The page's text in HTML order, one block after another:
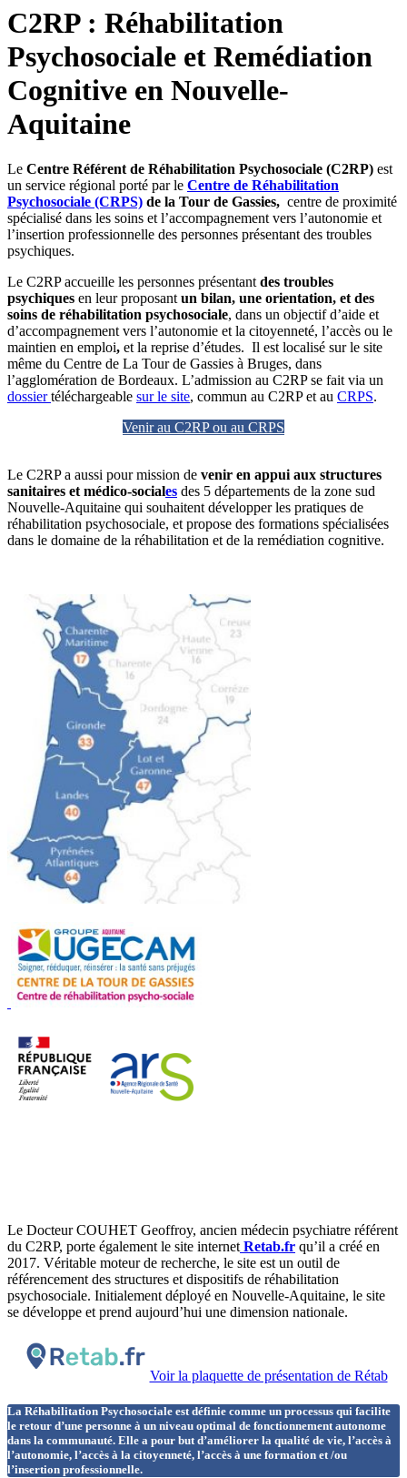
C2RP : Réhabilitation
Psychosociale et Remédiation
Cognitive en Nouvelle-
Aquitaine
Le Centre Référent de Réhabilitation Psychosociale (C2RP) est
un service régional porté par le Centre de Réhabilitation
Psychosociale (CRPS) de la Tour de Gassies, centre de proximité
spécialisé dans les soins et l’accompagnement vers l’autonomie et
l’insertion professionnelle des personnes présentant des troubles
psychiques.
Le C2RP accueille les personnes présentant des troubles
psychiques en leur proposant un bilan, une orientation, et des
soins de réhabilitation psychosociale, dans un objectif d’aide et
d’accompagnement vers l’autonomie et la citoyenneté, l’accès ou le
maintien en emploi, et la reprise d’études. Il est localisé sur le site
même du Centre de La Tour de Gassies à Bruges, dans
l’agglomération de Bordeaux. L’admission au C2RP se fait via un
dossiertéléchargeable sur le site, commun au C2RP et au CRPS.
Venir au C2RP ou au CRPS
Le C2RP a aussi pour mission de venir en appui aux structures
sanitaires et médico-sociales des 5 départements de la zone sud
Nouvelle-Aquitaine qui souhaitent développer les pratiques de
réhabilitation psychosociale, et propose des formations spécialisées
dans le domaine de la réhabilitation et de la remédiation cognitive.
Le Docteur COUHET Geoffroy, ancien médecin psychiatre référent
du C2RP, porte également le site internet Retab.fr qu’il a créé en
2017. Véritable moteur de recherche, le site est un outil de
référencement des structures et dispositifs de réhabilitation
psychosociale. Initialement déployé en Nouvelle-Aquitaine, le site
se développe et prend aujourd’hui une dimension nationale.
Voir la plaquette de présentation de Rétab
La Réhabilitation Psychosociale est définie comme un processus qui facilite
le retour d’une personne à un niveau optimal de fonctionnement autonome
dans la communauté. Elle a pour but d’améliorer la qualité de vie, l’accès à
l’autonomie, l’accès à la citoyenneté, l’accès à une formation et /ou
l’insertion professionnelle.